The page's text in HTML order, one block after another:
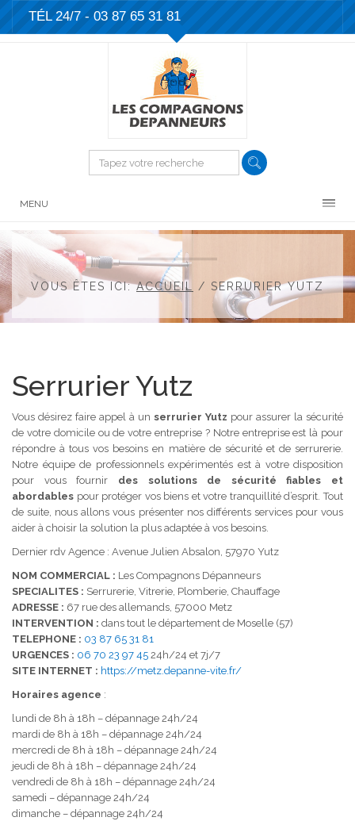
TÉL 24/7 - 03 87 65 31 81
MENU
VOUS ÊTES ICI:ACCUEIL / SERRURIER YUTZ
Serrurier Yutz
Vous désirez faire appel à un serrurier Yutz pour assurer la sécurité
de votre domicile ou de votre entreprise ? Notre entreprise est là pour
répondre à tous vos besoins en matière de sécurité et de serrurerie.
Notre équipe de professionnels expérimentés est à votre disposition
pour vous fournir des solutions de sécurité fiables et
abordables pour protéger vos biens et votre tranquillité d’esprit. Tout
de suite, nous allons vous présenter nos différents services pour vous
aider à choisir la solution la plus adaptée à vos besoins.
Dernier rdv Agence : Avenue Julien Absalon, 57970 Yutz
NOM COMMERCIAL : Les Compagnons Dépanneurs
SPECIALITES : Serrurerie, Vitrerie, Plomberie, Chauffage
ADRESSE : 67 rue des allemands, 57000 Metz
INTERVENTION : dans tout le département de Moselle (57)
TELEPHONE : 03 87 65 31 81
URGENCES : 06 70 23 97 45 24h/24 et 7j/7
SITE INTERNET : https://metz.depanne-vite.fr/
Horaires agence :
lundi de 8h à 18h – dépannage 24h/24
mardi de 8h à 18h – dépannage 24h/24
mercredi de 8h à 18h – dépannage 24h/24
jeudi de 8h à 18h – dépannage 24h/24
vendredi de 8h à 18h – dépannage 24h/24
samedi – dépannage 24h/24
dimanche – dépannage 24h/24